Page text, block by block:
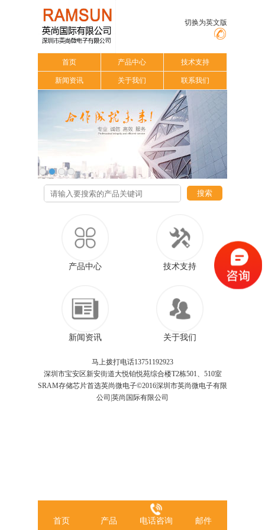
切换为英文版
首页 产品中心 技术支持
新闻资讯 关于我们 联系我们
搜索
产品中心 技术支持
新闻资讯 关于我们
马上拨打电话13751192923
深圳市宝安区新安街道大悦铂悦苑综合楼T2栋501、510室
SRAM存储芯片首选英尚微电子©2016深圳市英尚微电子有限
公司|英尚国际有限公司
首页 产品 电话咨询 邮件